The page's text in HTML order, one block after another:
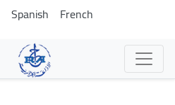
Skip
to
main
content
Spanish French